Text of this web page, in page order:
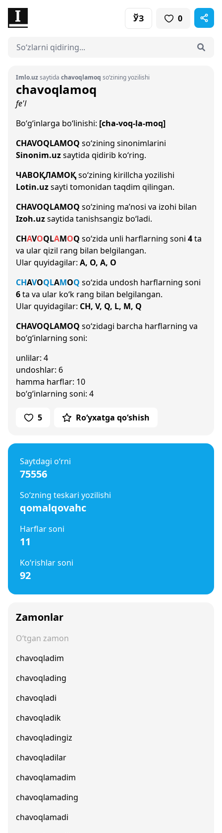
ЎЗ 0
Imlo.uzsaytida chavoqlamoq so‘zining yozilishi
chavoqlamoq
fe'l
Bo‘g‘inlarga bo‘linishi: [cha-voq-la-moq]
CHAVOQLAMOQ so‘zining sinonimlarini
Sinonim.uzsaytida qidirib ko‘ring.
ЧАВОҚЛАМОҚso‘zining kirillcha yozilishi
Lotin.uzsayti tomonidan taqdim qilingan.
CHAVOQLAMOQ so‘zining ma’nosi va izohi bilan
Izoh.uzsaytida tanishsangiz bo‘ladi.
CHAVOQLAMOQ so‘zida unli harflarning soni 4ta
va ular qizil rang bilan belgilangan.
Ular quyidagilar: A, O, A, O
CHAVOQLAMOQ so‘zida undosh harflarning soni
6ta va ular ko‘k rang bilan belgilangan.
Ular quyidagilar: CH, V, Q, L, M, Q
CHAVOQLAMOQ so‘zidagi barcha harflarning va
bo‘g‘inlarning soni:
unlilar: 4
undoshlar: 6
hamma harflar: 10
bo‘g‘inlarning soni: 4
5 Ro‘yxatga qo‘shish
Saytdagi o‘rni
75556
So‘zning teskari yozilishi
qomalqovahc
Harflar soni
11
Ko‘rishlar soni
92
Zamonlar
O‘tgan zamon
chavoqladim
chavoqlading
chavoqladi
chavoqladik
chavoqladingiz
chavoqladilar
chavoqlamadim
chavoqlamading
chavoqlamadi